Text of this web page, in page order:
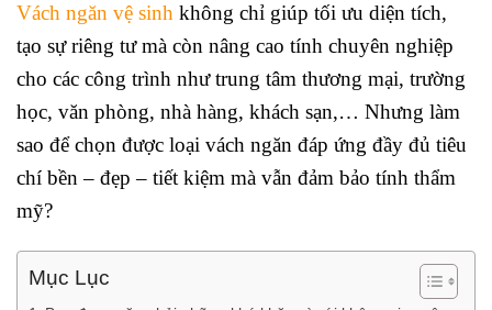
Vách ngăn vệ sinh không chỉ giúp tối ưu diện tích,
tạo sự riêng tư mà còn nâng cao tính chuyên nghiệp
cho các công trình như trung tâm thương mại, trường
học, văn phòng, nhà hàng, khách sạn,… Nhưng làm
sao để chọn được loại vách ngăn đáp ứng đầy đủ tiêu
chí bền – đẹp – tiết kiệm mà vẫn đảm bảo tính thẩm
mỹ?
Mục Lục